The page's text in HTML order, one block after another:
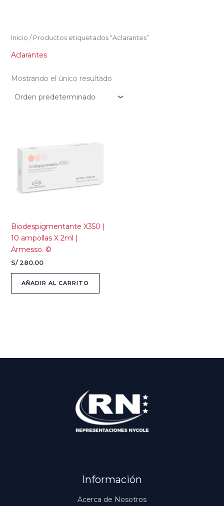
Inicio / Productos etiquetados “Aclarantes”
Aclarantes
Mostrando el único resultado
Biodespigmentante X350 |
10 ampollas X 2ml |
Armesso. ©
S/280.00
AÑADIR AL CARRITO
Información
Acerca de Nosotros